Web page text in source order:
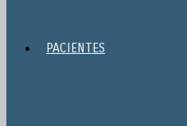
PACIENTES